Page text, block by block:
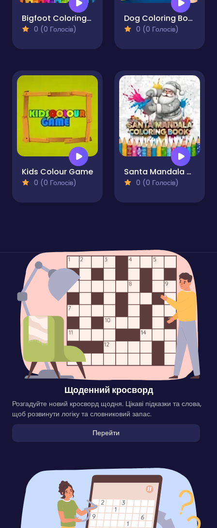
Bigfoot Coloring Book
0 (0 Голосів)
Dog Coloring Book for Adults
0 (0 Голосів)
Kids Colour Game
0 (0 Голосів)
Santa Mandala Coloring Book
0 (0 Голосів)
Щоденний кросворд
Розгадуйте новий кросворд щодня. Цікаві підказки та слова,
щоб розвинути логіку та словниковий запас.
Перейти